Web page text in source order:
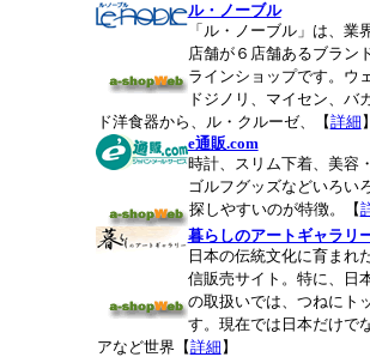
ル・ノーブル
「ル・ノーブル」は、業
店舗が６店舗あるブラン
ラインショップです。ウ
ドジノリ、マイセン、バ
ド洋食器から、ル・クルーゼ、【詳細
e通販.com
時計、スリム下着、美容
ゴルフグッズなどいろい
探しやすいのが特徴。【
暮らしのアートギャラリ
日本の伝統文化に育まれ
信販売サイト。特に、日
の取扱いでは、つねにト
す。現在では日本だけで
アなど世界【詳細 】